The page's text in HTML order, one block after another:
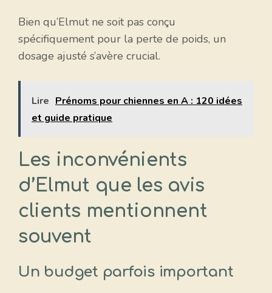
Bien qu’Elmut ne soit pas conçu
spécifiquement pour la perte de poids, un
dosage ajusté s’avère crucial.
Lire Prénoms pour chiennes en A : 120 idées
et guide pratique
Les inconvénients
d’Elmut que les avis
clients mentionnent
souvent
Un budget parfois important